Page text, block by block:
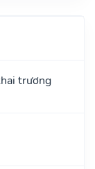
trương